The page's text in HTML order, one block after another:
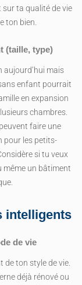
sur ta qualité de vie
ton bien.
(taille, type)
aujourd’hui mais
enfant pourrait
en expansion
chambres.
faire une
pour les petits-
si tu veux
même un bâtiment
intelligents
de vie
de ton style de vie.
déjà rénové ou